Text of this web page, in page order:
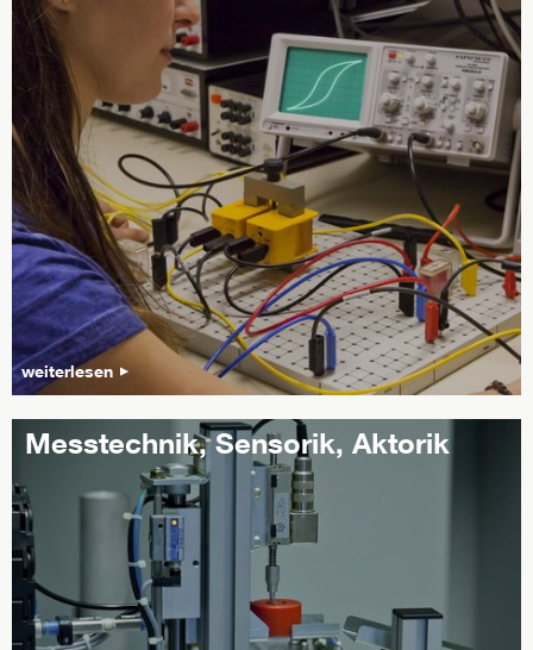
weiterlesen
Messtechnik, Sensorik, Aktorik